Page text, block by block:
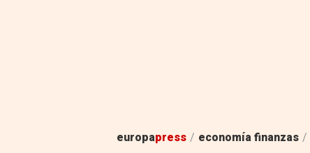
europapress / economía finanzas /